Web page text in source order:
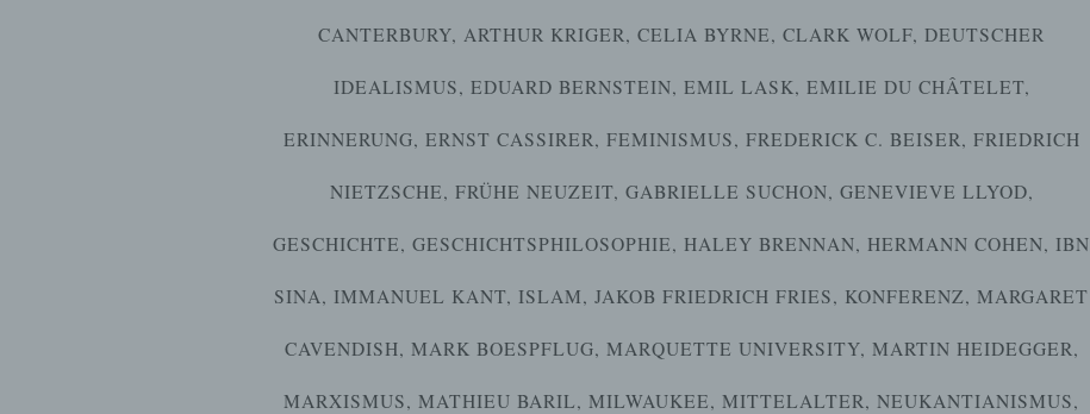
CANTERBURY, ARTHUR KRIGER, CELIA BYRNE, CLARK WOLF, DEUTSCHER
IDEALISMUS, EDUARD BERNSTEIN, EMIL LASK, EMILIE DU CHÂTELET,
ERINNERUNG, ERNST CASSIRER, FEMINISMUS, FREDERICK C. BEISER, FRIEDRICH
NIETZSCHE, FRÜHE NEUZEIT, GABRIELLE SUCHON, GENEVIEVE LLYOD,
GESCHICHTE, GESCHICHTSPHILOSOPHIE, HALEY BRENNAN, HERMANN COHEN, IBN
SINA, IMMANUEL KANT, ISLAM, JAKOB FRIEDRICH FRIES, KONFERENZ, MARGARET
CAVENDISH, MARK BOESPFLUG, MARQUETTE UNIVERSITY, MARTIN HEIDEGGER,
MARXISMUS, MATHIEU BARIL, MILWAUKEE, MITTELALTER, NEUKANTIANISMUS,